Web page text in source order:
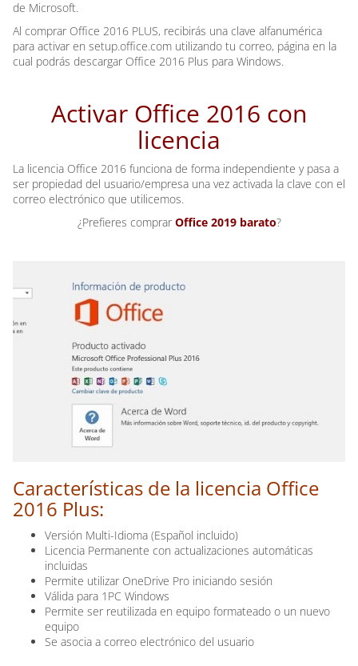
de Microsoft.
Al comprar Office 2016 PLUS, recibirás una clave alfanumérica
para activar en setup.office.com utilizando tu correo, página en la
cual podrás descargar Office 2016 Plus para Windows.
Activar Office 2016 con
licencia
La licencia Office 2016 funciona de forma independiente y pasa a
ser propiedad del usuario/empresa una vez activada la clave con el
correo electrónico que utilicemos.
¿Prefieres comprar Office 2019 barato?
Características de la licencia Office
2016 Plus:
Versión Multi-Idioma (Español incluido)
Licencia Permanente con actualizaciones automáticas
incluidas
Permite utilizar OneDrive Pro iniciando sesión
Válida para 1PC Windows
Permite ser reutilizada en equipo formateado o un nuevo
equipo
Se asocia a correo electrónico del usuario